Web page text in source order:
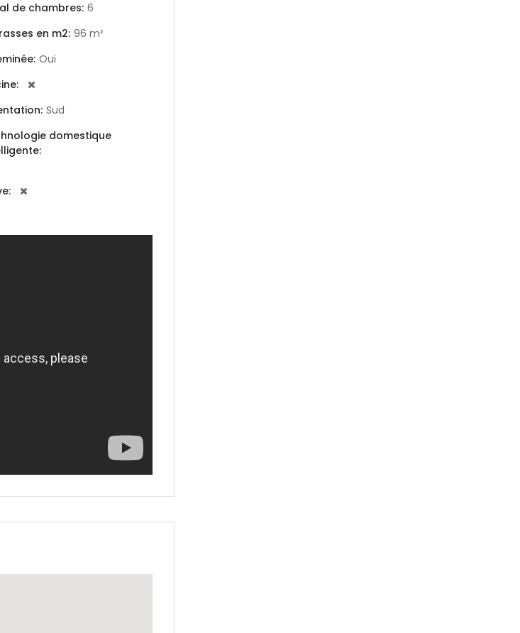
de chambres: 6
en m2: 96 m²
Oui
Sud
domestique
moi
Sign In